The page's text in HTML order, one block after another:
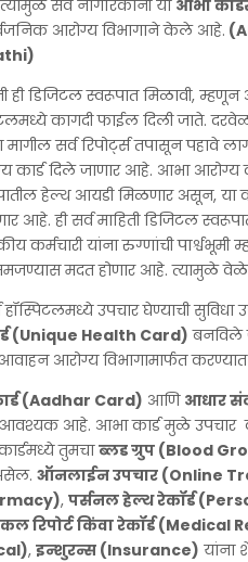
सर्व नागरिकांनी या आभा
आरोग्य विभागाने केले आहे.
ही डिजिटल स्वरूपात मिळावी,
कागदी फाईल दिली जाते.
सर्व रिपोर्ट्स तपासून पहावे
दिले जाणार आहे. आभा आरोग्य
हेल्थ आयडी मिळणार असून, या
आहे. ही सर्व माहिती डिजिटल
कर्मचारी यांना रुग्णांची
मदत होणार आहे. त्यामुळे
उपचार घेण्याची
(Unique Health Card)बनविले
आवाहन आरोग्य विभागामार्फत
(Aadhar Card) आणि आधार
आवश्यक आहे. आभा कार्ड मुळे उपचार
तुमचाब्लड ग्रुप (Blood
ऑनलाईन उपचार (Online
, पर्सनल हेल्थ रेकॉर्ड
रिपोर्ट किंवा रेकॉर्ड
, इन्शुरन्स (Insurance)